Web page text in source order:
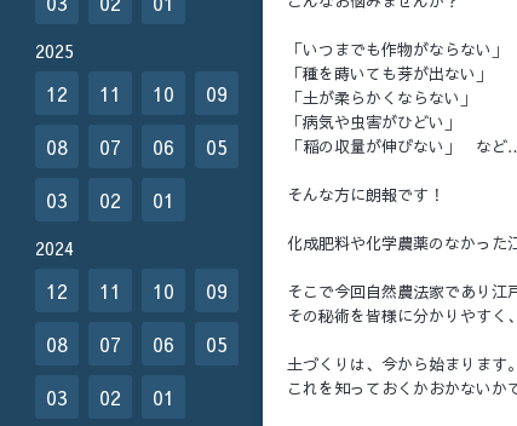
「いつまでも作物がならない」
「種を蒔いても芽が出ない」
「土が柔らかくならない」
「病気や虫害がひどい」
「稲の収量が伸びない」 など
そんな方に朗報です！
化成肥料や化学農薬のなかった
そこで今回自然農法家であり江
その秘術を皆様に分かりやすく
土づくりは、今から始まります。
これを知っておくかおかないか
2025
12 11 10
09
08
07 06
05
03
02 01
2024
12 11 10
09
08
07 06
05
03
02 01